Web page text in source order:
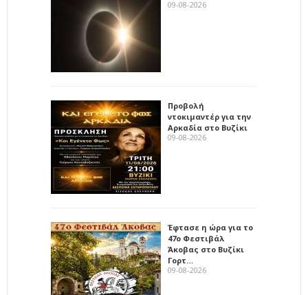
09-08-2026
Προβολή
ντοκιμαντέρ για την
Αρκαδία στο Βυζίκι
09-08-2026
Έφτασε η ώρα για το
47ο Φεστιβάλ
Άκοβας στο Βυζίκι
Γορτ…
09-08-2026